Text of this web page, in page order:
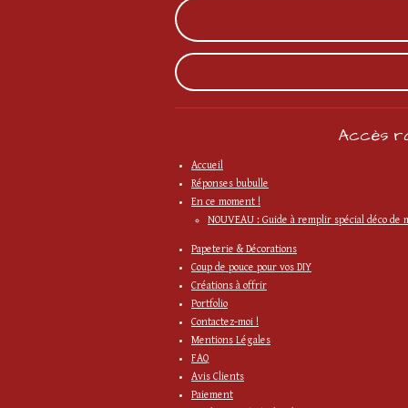
Accès
Accueil
Réponses bubulle
En ce moment !
NOUVEAU : Guide à remplir spécial déco de
Papeterie & Décorations
Coup de pouce pour vos DIY
Créations à offrir
Portfolio
Contactez-moi !
Mentions Légales
FAQ
Avis Clients
Paiement